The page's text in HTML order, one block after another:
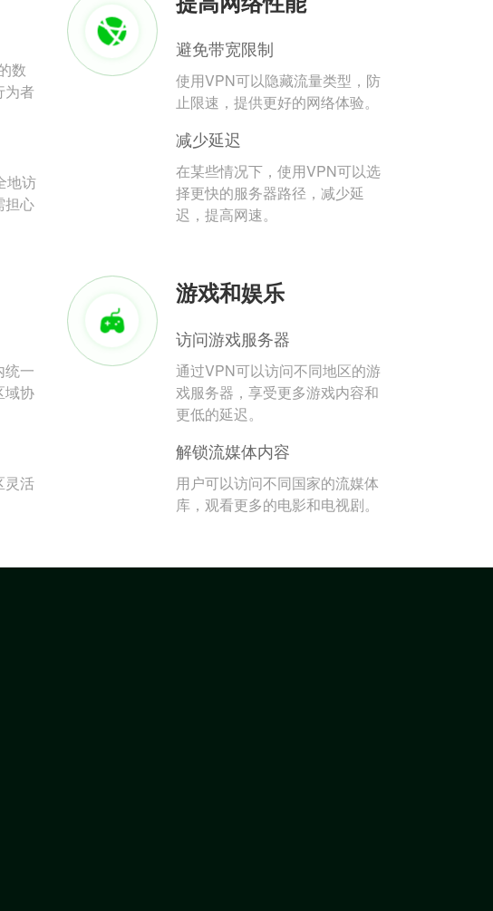
数
为者
地访
担心
避免带宽限制
使用VPN可以隐藏流量类型，防
止限速，提供更好的网络体验。
减少延迟
在某些情况下，使用VPN可以选
择更快的服务器路径，减少延
迟，提高网速。
统一
域协
灵活
游戏和娱乐
访问游戏服务器
通过VPN可以访问不同地区的游
戏服务器，享受更多游戏内容和
更低的延迟。
解锁流媒体内容
用户可以访问不同国家的流媒体
库，观看更多的电影和电视剧。